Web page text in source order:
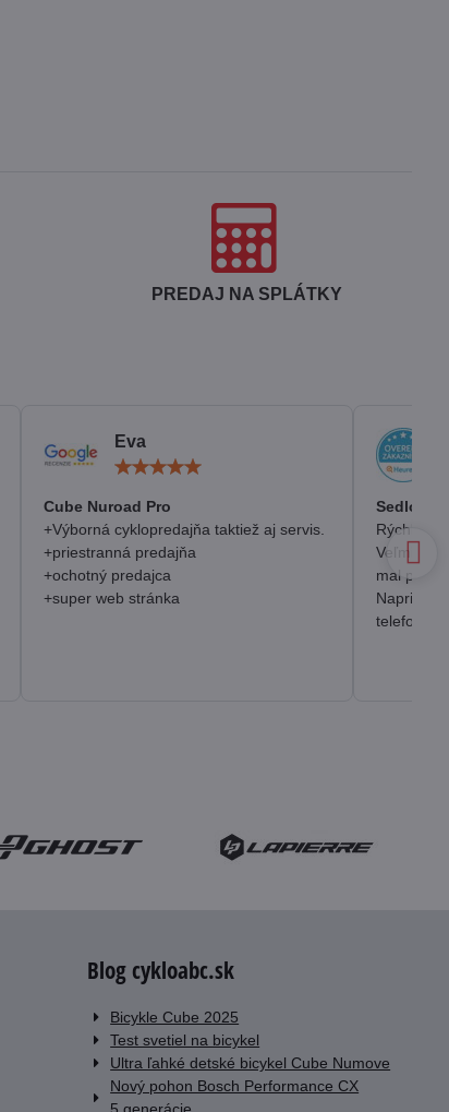
PREDAJ NA SPLÁTKY
Eva
Cube Nuroad Pro
+Výborná cyklopredajňa taktiež aj servis.
+priestranná predajňa
+ochotný predajca
+super web stránka
Sedlo
Rýchlosť,
Veľmi
mal
Napriek
Blog cykloabc.sk
Bicykle Cube 2025
Test svetiel na bicykel
Ultra ľahké detské bicykel Cube Numove
Nový pohon Bosch Performance CX